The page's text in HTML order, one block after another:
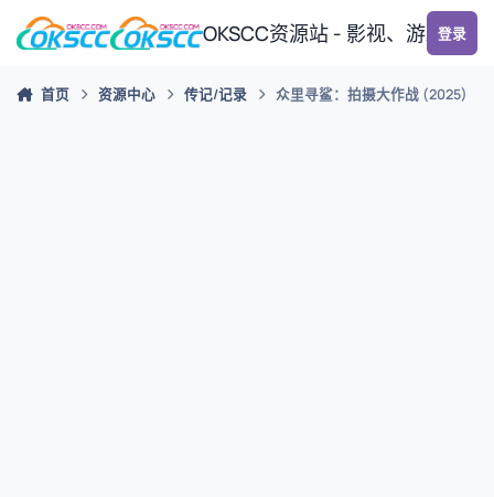
跳转到帖子
OKSCC资源站 - 影视、游戏、
登录
首页 资源中心 传记/记录 众里寻鲨：拍摄大作战 (2025)